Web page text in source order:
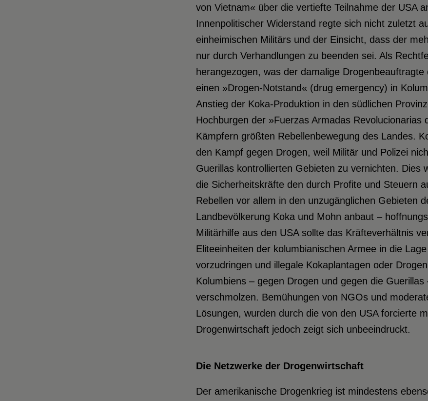
von Vietnam« über die vertiefte Teilnahme der USA
Innenpolitischer Widerstand regte sich nicht zuletzt
einheimischen Militärs und der Einsicht, dass der
nur durch Verhandlungen zu beenden sei. Als
herangezogen, was der damalige
einen »Drogen-Notstand« (drug emergency) in
Anstieg der Koka-Produktion in den südlichen
Hochburgen der »Fuerzas Armadas
Kämpfern größten Rebellenbewegung des Landes.
den Kampf gegen Drogen, weil Militär und Polizei
Guerillas kontrollierten Gebieten zu vernichten. Dies
die Sicherheitskräfte den durch Profite und Steuern
Rebellen vor allem in den unzugänglichen Gebieten
Landbevölkerung Koka und Mohn anbaut –
Militärhilfe aus den USA sollte das Kräfteverhältnis
Eliteeinheiten der kolumbianischen Armee in die
vorzudringen und illegale Kokaplantagen oder
Kolumbiens – gegen Drogen und gegen die
verschmolzen. Bemühungen von NGOs und
Lösungen, wurden durch die von den USA forcierte
Drogenwirtschaft jedoch zeigt sich unbeeindruckt.
Die Netzwerke der Drogenwirtschaft
Der amerikanische Drogenkrieg ist mindestens